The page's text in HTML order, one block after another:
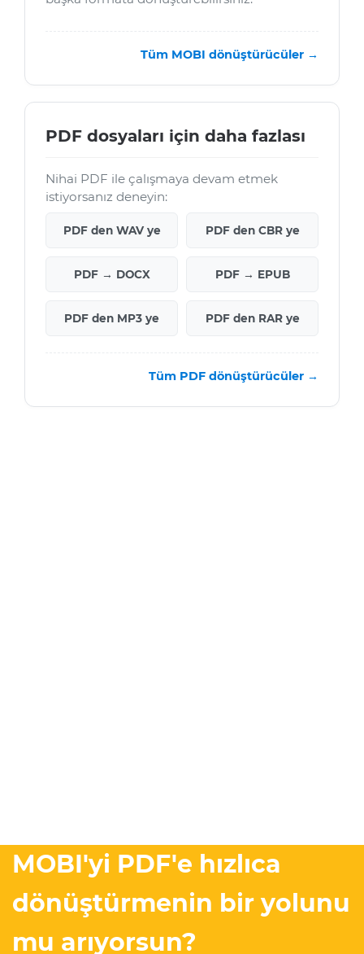
Tüm MOBI dönüştürücüler →
PDF dosyaları için daha fazlası
Nihai PDF ile çalışmaya devam etmek
istiyorsanız deneyin:
PDF den WAV ye PDF den CBR ye
PDF → DOCX PDF → EPUB
PDF den MP3 ye PDF den RAR ye
Tüm PDF dönüştürücüler →
MOBI'yi PDF'e hızlıca
dönüştürmenin bir yolunu
mu arıyorsun?